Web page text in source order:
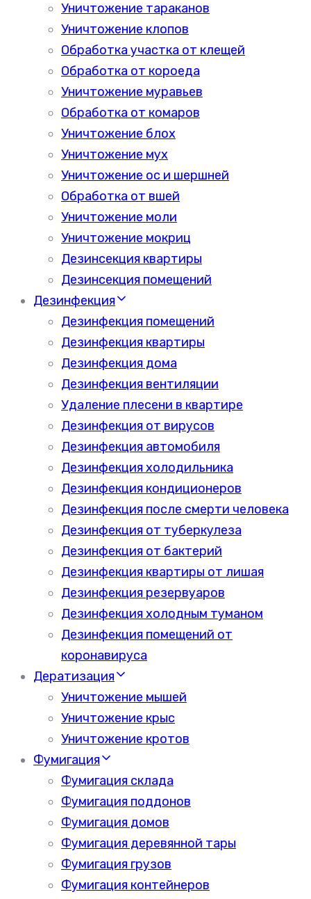
Уничтожение тараканов
Уничтожение клопов
Обработка участка от клещей
Обработка от короеда
Уничтожение муравьев
Обработка от комаров
Уничтожение блох
Уничтожение мух
Уничтожение ос и шершней
Обработка от вшей
Уничтожение моли
Уничтожение мокриц
Дезинсекция квартиры
Дезинсекция помещений
Дезинфекция
Дезинфекция помещений
Дезинфекция квартиры
Дезинфекция дома
Дезинфекция вентиляции
Удаление плесени в квартире
Дезинфекция от вирусов
Дезинфекция автомобиля
Дезинфекция холодильника
Дезинфекция кондиционеров
Дезинфекция после смерти человека
Дезинфекция от туберкулеза
Дезинфекция от бактерий
Дезинфекция квартиры от лишая
Дезинфекция резервуаров
Дезинфекция холодным туманом
Дезинфекция помещений от
коронавируса
Дератизация
Уничтожение мышей
Уничтожение крыс
Уничтожение кротов
Фумигация
Фумигация склада
Фумигация поддонов
Фумигация домов
Фумигация деревянной тары
Фумигация грузов
Фумигация контейнеров